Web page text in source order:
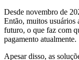
Desde novembro de
Então, muitos usuários
futuro, o que faz com
pagamento atualmente.
Apesar disso, as